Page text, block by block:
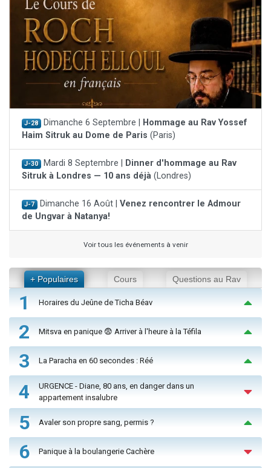
J-28 Dimanche 6 Septembre |
Hommage au Rav Yossef
Haim Sitruk au Dome de Paris (Paris)
J-30 Mardi 8 Septembre |
Dinner d'hommage au Rav
Sitruk à Londres — 10 ans déjà (Londres)
J-7 Dimanche 16 Août | Venez rencontrer le Admour
de Ungvar à Natanya!
Voir tous les événements à venir
+ Populaires Cours Questions au Rav
1 Horaires du Jeûne de Ticha Béav
2 Mitsva en panique 😨 Arriver à l'heure à la Téfila
3 La Paracha en 60 secondes : Réé
4
URGENCE - Diane, 80 ans, en danger dans un
appartement insalubre
5 Avaler son propre sang, permis ?
6 Panique à la boulangerie Cachère